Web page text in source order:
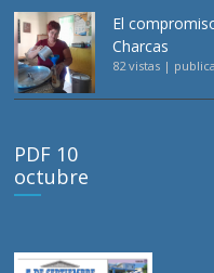
El
Charcas
82 vistas |
PDF 10
octubre